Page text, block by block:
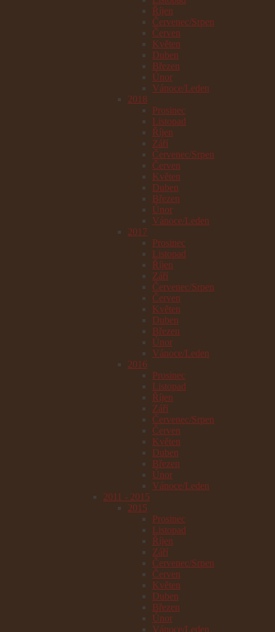
Říjen
Červenec/Srpen
Červen
Květen
Duben
Březen
Únor
Vánoce/Leden
2018
Prosinec
Listopad
Říjen
Září
Červenec/Srpen
Červen
Květen
Duben
Březen
Únor
Vánoce/Leden
2017
Prosinec
Listopad
Říjen
Září
Červenec/Srpen
Červen
Květen
Duben
Březen
Únor
Vánoce/Leden
2016
Prosinec
Listopad
Říjen
Září
Červenec/Srpen
Červen
Květen
Duben
Březen
Únor
Vánoce/Leden
2011 - 2015
2015
Prosinec
Listopad
Říjen
Září
Červenec/Srpen
Červen
Květen
Duben
Březen
Únor
Vánoce/Leden